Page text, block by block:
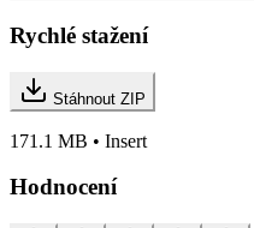
Rychlé stažení
Stáhnout ZIP
171.1 MB • Insert
Hodnocení